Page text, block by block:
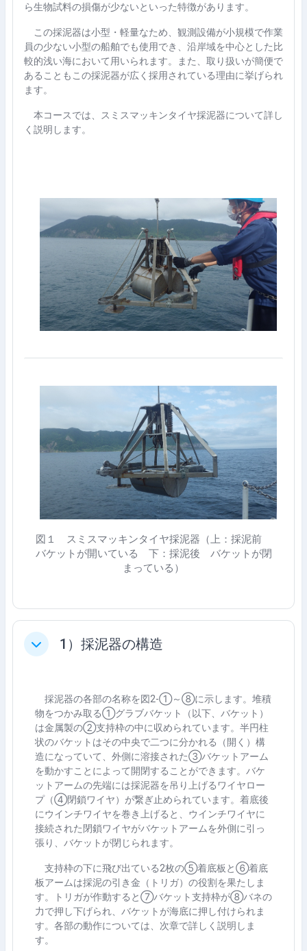
ら生物試料の損傷が少ないといった特徴があります。
この採泥器は小型・軽量なため、観測設備が小規模で作業
員の少ない小型の船舶でも使用でき、沿岸域を中心とした比
較的浅い海において用いられます。また、取り扱いが簡便で
あることもこの採泥器が広く採用されている理由に挙げられ
ます。
本コースでは、スミスマッキンタイヤ採泥器について詳し
く説明します。
図１ スミスマッキンタイヤ採泥器（上：採泥前
バケットが開いている 下：採泥後 バケットが閉
まっている）
축소 1）採泥器の構造
採泥器の各部の名称を図2-①～⑧に示します。堆積
物をつかみ取る①グラブバケット（以下、バケット）
は金属製の②支持枠の中に収められています。半円柱
状のバケットはその中央で二つに分かれる（開く）構
造になっていて、外側に溶接された③バケットアーム
を動かすことによって開閉することができます。バケ
ットアームの先端には採泥器を吊り上げるワイヤロー
プ（④閉鎖ワイヤ）が繋ぎ止められています。着底後
にウインチワイヤを巻き上げると、ウインチワイヤに
接続された閉鎖ワイヤがバケットアームを外側に引っ
張り、バケットが閉じられます。
支持枠の下に飛び出ている2枚の⑤着底板と⑥着底
板アームは採泥の引き金（トリガ）の役割を果たしま
す。トリガが作動すると⑦バケット支持枠が⑧バネの
力で押し下げられ、バケットが海底に押し付けられま
す。各部の動作については、次章で詳しく説明しま
す。